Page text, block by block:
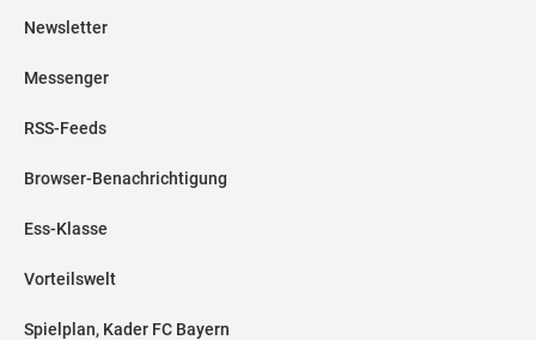
Newsletter
Messenger
RSS-Feeds
Browser-Benachrichtigung
Ess-Klasse
Vorteilswelt
Spielplan, Kader FC Bayern